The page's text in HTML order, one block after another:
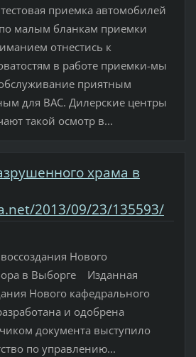
приемка автомобилей
малым бланкам приемки
отнестись к
в работе приемки-мы
обслуживание приятным
для ВАС. Дилерские центры
такой осмотр в...
храма в
2013/09/23/135593/
Нового
в Выборге Изданная
Нового кафедрального
и одобрена
документа выступило
по управлению...